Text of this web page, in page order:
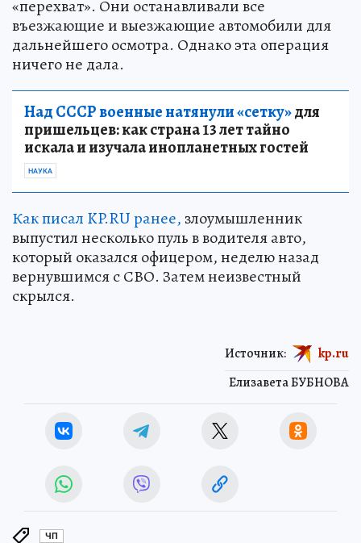
«перехват». Они останавливали все
въезжающие и выезжающие автомобили для
дальнейшего осмотра. Однако эта операция
ничего не дала.
Над СССР военные натянули «сетку»для
пришельцев: как страна 13 лет тайно
искала и изучала инопланетных гостей
НАУКА
Как писал KP.RU ранее, злоумышленник
выпустил несколько пуль в водителя авто,
который оказался офицером, неделю назад
вернувшимся с СВО. Затем неизвестный
скрылся.
Елизавета БУБНОВА
Источник: kp.ru
ЧП